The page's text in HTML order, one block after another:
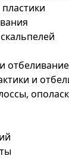
отбеливание
и